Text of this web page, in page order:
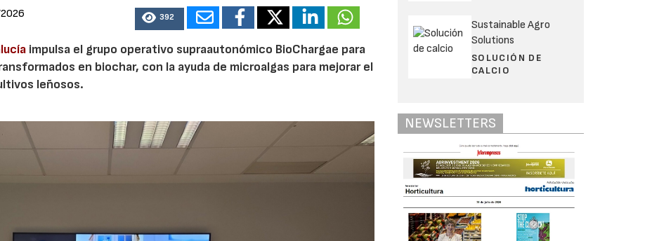
392
impulsa el grupo operativo supraautonómico BioChargae para
en biochar, con la ayuda de microalgas para mejorar el
leñosos.
Sustainable Agro
Solutions
SOLUCIÓN DE
CALCIO
NEWSLETTERS